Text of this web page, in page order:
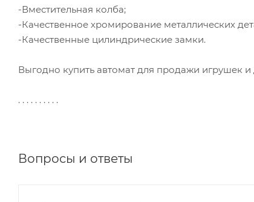
-Вместительная колба;
-Качественное хромирование металлических
-Качественные цилиндрические замки.
Выгодно купить автомат для продажи игрушек
. . . . . . . . . .
Вопросы и ответы